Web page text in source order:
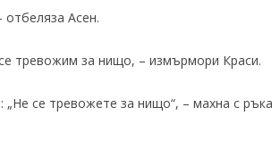
отбеляза Асен.
тревожим за нищо, – измърмори Краси.
се тревожете за нищо“, – махна с ръка